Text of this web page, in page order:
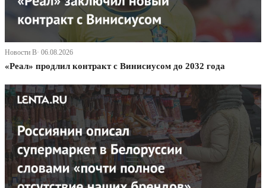
Новости В· 06.08.2026
«Реал» продлил контракт с Винисиусом до 2032 года